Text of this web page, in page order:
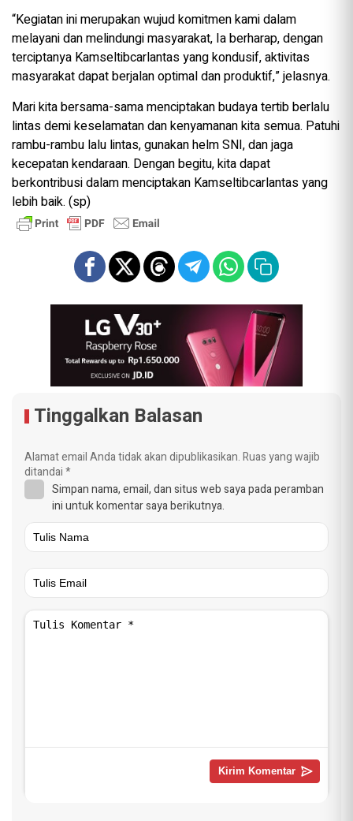
“Kegiatan ini merupakan wujud komitmen kami dalam
melayani dan melindungi masyarakat, Ia berharap, dengan
terciptanya Kamseltibcarlantas yang kondusif, aktivitas
masyarakat dapat berjalan optimal dan produktif,” jelasnya.
Mari kita bersama-sama menciptakan budaya tertib berlalu
lintas demi keselamatan dan kenyamanan kita semua. Patuhi
rambu-rambu lalu lintas, gunakan helm SNI, dan jaga
kecepatan kendaraan. Dengan begitu, kita dapat
berkontribusi dalam menciptakan Kamseltibcarlantas yang
lebih baik. (sp)
Tinggalkan Balasan
Alamat email Anda tidak akan dipublikasikan.Ruas yang wajib
ditandai*
Simpan nama, email, dan situs web saya pada peramban
ini untuk komentar saya berikutnya.